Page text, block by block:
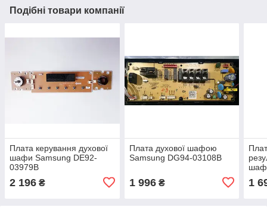
Подібні товари компанії
Плата керування духової
шафи Samsung DE92-
03979B
2 196 ₴
Плата духової шафою
Samsung DG94-03108B
1 996₴ 1